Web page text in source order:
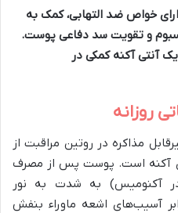
خواص ضد التهابی، کمک به
و تقویت سد دفاعی پوست.
یکآنتی آکنه کمکی در
روزانه
مذاکره در روتین مراقبت از
آکنه است. پوست پس از مصرف
در آکنومیس) به شدت به نور
آسیب‌های اشعه ماوراء بنفش